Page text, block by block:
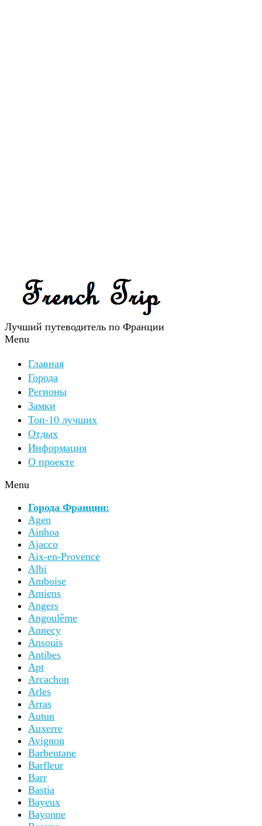
Лучший путеводитель по Франции
Menu
Главная
Города
Регионы
Замки
Топ-10 лучших
Отдых
Информация
О проекте
Menu
Города Франции:
Agen
Ainhoa
Ajacco
Aix-en-Provence
Albi
Amboise
Amiens
Angers
Angoulême
Annecy
Ansouis
Antibes
Apt
Arcachon
Arles
Arras
Autun
Auxerre
Avignon
Barbentane
Barfleur
Barr
Bastia
Bayeux
Bayonne